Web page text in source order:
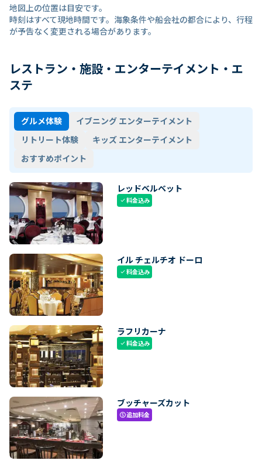
地図上の位置は目安です。
時刻はすべて現地時間です。海象条件や船会社の都合により、行程
が予告なく変更される場合があります。
レストラン・施設・エンターテイメント・エ
ステ
グルメ体験
イブニング エンターテイメント
リトリート体験
キッズ エンターテイメント
おすすめポイント
レッドベルベット
check料金込み
イル チェルチオ ドーロ
check料金込み
ラフリカーナ
check料金込み
ブッチャーズカット
paid追加料金